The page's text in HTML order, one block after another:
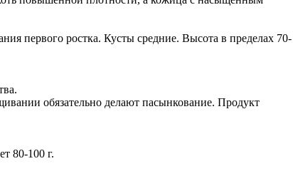
первого ростка. Кусты средние. Высота в пределах 70-
обязательно делают пасынкование. Продукт
80-100 г.